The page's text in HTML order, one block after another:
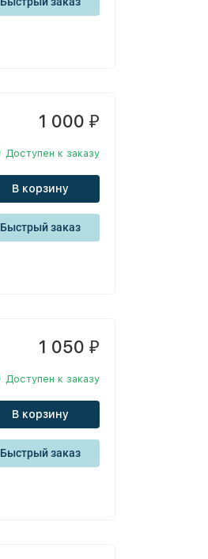
1 000 ₽
Доступен к заказу
В корзину
Быстрый заказ
1 050 ₽
Доступен к заказу
В корзину
Быстрый заказ